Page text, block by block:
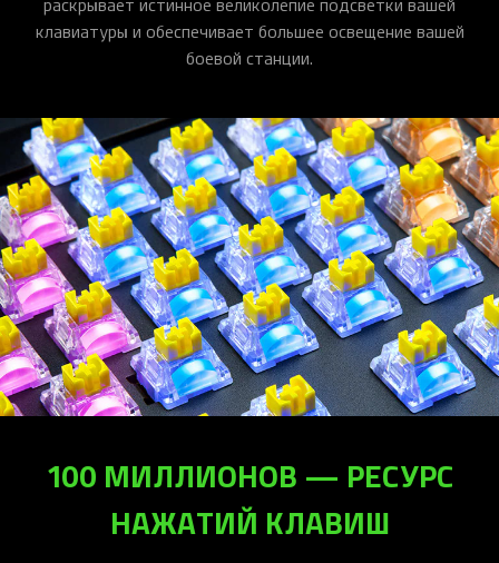
клавиатуры и обеспечивает большее освещение вашей
боевой станции.
100 МИЛЛИОНОВ — РЕСУРС
НАЖАТИЙ КЛАВИШ